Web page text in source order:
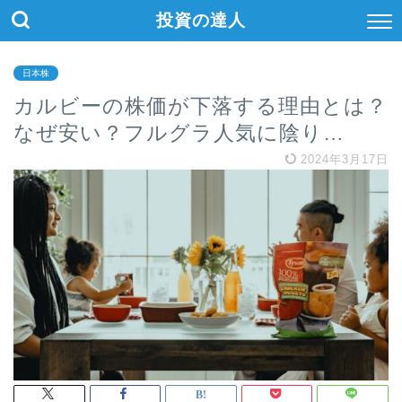
投資の達人
日本株
カルビーの株価が下落する理由とは？
なぜ安い？フルグラ人気に陰り…
2024年3月17日